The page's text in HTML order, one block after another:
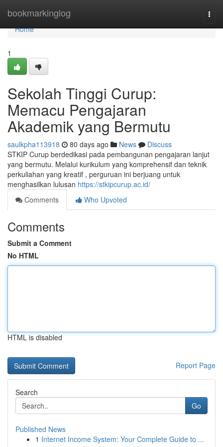
bookmarkinglog
Home
Home
1
Sekolah Tinggi Curup:
Memacu Pengajaran
Akademik yang Bermutu
saulkpha113918 80 days ago News
Discuss
STKIP Curup berdedikasi pada pembangunan pengajaran lanjut
yang bermutu. Melalui kurikulum yang komprehensif dan teknik
perkuliahan yang kreatif , perguruan ini berjuang untuk
menghasilkan lulusan https://stkipcurup.ac.id/
Comments
Who Upvoted
Comments
Submit a Comment
No HTML
HTML is disabled
Report Page
Search
Go
Published News
1 Internet Income System: Your Complete Guide to ...